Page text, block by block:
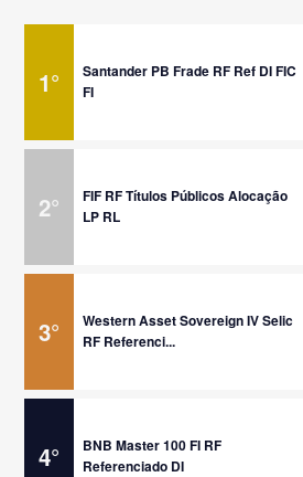
1°
Santander PB Frade RF Ref DI FIC
FI
2°
FIF RF Títulos Públicos Alocação
LP RL
3°
Western Asset Sovereign IV Selic
RF Referenci...
4°
BNB Master 100 FI RF
Referenciado DI